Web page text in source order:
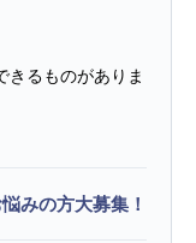
きるものがありま
みの方大募集！